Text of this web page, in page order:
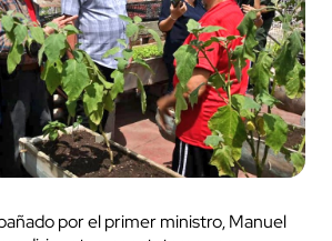
por el primer ministro, Manuel